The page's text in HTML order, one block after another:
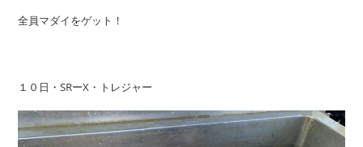
全員マダイをゲット！
１０日・SRーX・トレジャー